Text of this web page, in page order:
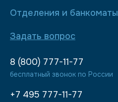
Отделения и банкоматы
Задать вопрос
8 (800) 777-11-77
бесплатный звонок по России
+7 495 777-11-77